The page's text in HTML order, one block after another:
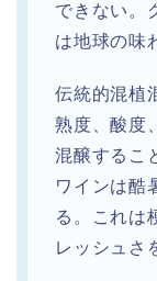
できない。
は地球の味
伝統的混植
熟度、酸度
混醸するこ
ワインは酷
る。これは
レッシュさ